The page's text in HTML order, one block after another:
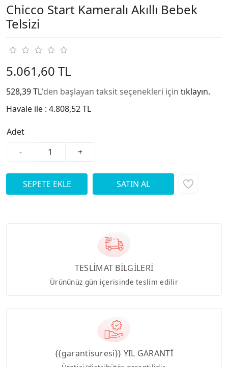
Chicco Start Kameralı Akıllı Bebek
Telsizi
5.061,60 TL
528,39 TL'den başlayan taksit seçenekleri için tıklayın.
Havale ile : 4.808,52 TL
Adet
-
+
TESLİMAT BİLGİLERİ
Ürününüz gün içerisinde teslim edilir
{{garantisuresi}} YIL GARANTİ